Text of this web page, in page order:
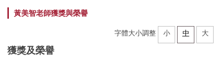
學士班
黃美智老師獲獎與榮譽
字體大小調整 小 中 大
獲獎及榮譽